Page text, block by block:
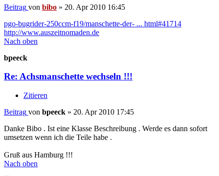
Beitrag von bibo » 20. Apr 2010 16:45
pgo-bugrider-250ccm-f19/manschette-der- ... html#41714
http://www.auszeitnomaden.de
Nach oben
bpeeck
Re: Achsmanschette wechseln !!!
Zitieren
Beitrag von bpeeck » 20. Apr 2010 17:45
Danke Bibo . Ist eine Klasse Beschreibung . Werde es dann sofort
umsetzen wenn ich die Teile habe .
Gruß aus Hamburg !!!
Nach oben